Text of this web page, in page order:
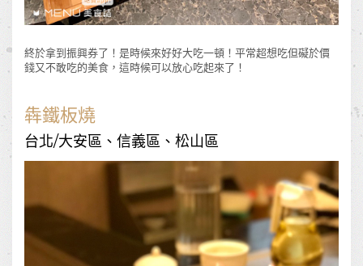
終於拿到振興券了！是時候來好好大吃一頓！平常超想吃但礙於價
錢又不敢吃的美食，這時候可以放心吃起來了！
犇鐵板燒
台北/大安區、信義區、松山區